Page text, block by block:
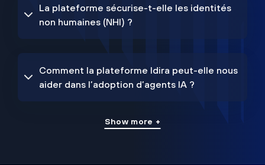
La plateforme sécurise-t-elle les identités
non humaines (NHI) ?
Comment la plateforme Idira peut-elle nous
aider dans l’adoption d’agents IA ?
Show more +